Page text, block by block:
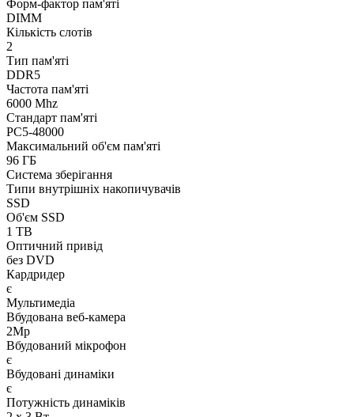
Форм-фактор пам'яті
DIMM
Кількість слотів
2
Тип пам'яті
DDR5
Частота пам'яті
6000 Mhz
Стандарт пам'яті
PC5-48000
Максимальний об'єм пам'яті
96 ГБ
Система зберігання
Типи внутрішніх накопичувачів
SSD
Об'єм SSD
1 TB
Оптичний привід
без DVD
Кардридер
є
Мультимедіа
Вбудована веб-камера
2Mp
Вбудований мікрофон
є
Вбудовані динаміки
є
Потужність динаміків